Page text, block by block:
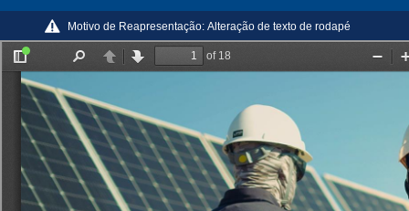
Motivo de Reapresentação: Alteração de texto de rodapé